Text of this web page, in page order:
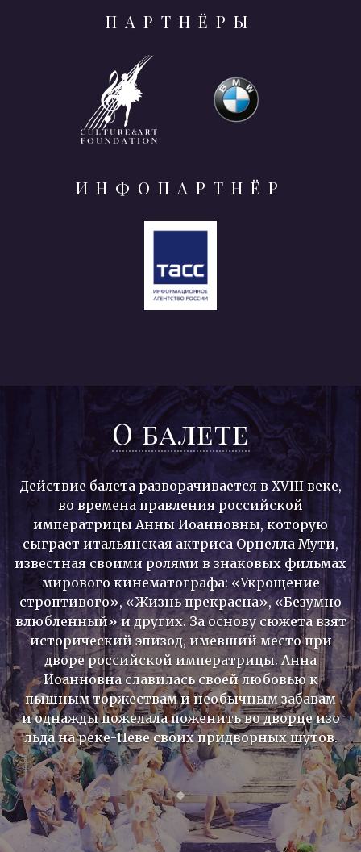
ПАРТНЁРЫ
ИНФОПАРТНЁР
О балете
Действие балета разворачивается в XVIII веке,
во времена правления российской
императрицы Анны Иоанновны, которую
сыграет итальянская актриса Орнелла Мути,
известная своими ролями в знаковых фильмах
мирового кинематографа: «Укрощение
строптивого», «Жизнь прекрасна», «Безумно
влюбленный» и других. За основу сюжета взят
исторический эпизод, имевший место при
дворе российской императрицы. Анна
Иоанновна славилась своей любовью к
пышным торжествам и необычным забавам
и однажды пожелала поженить во дворце изо
льда на реке-Неве своих придворных шутов.